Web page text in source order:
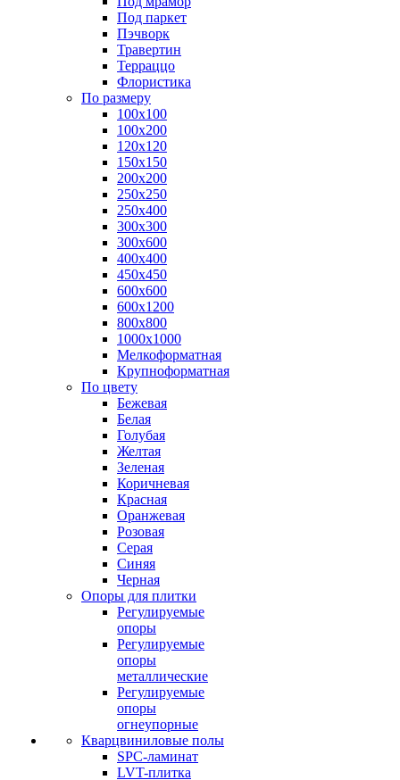
Под паркет
Пэчворк
Травертин
Терраццо
Флористика
По размеру
100х100
100х200
120х120
150х150
200х200
250х250
250х400
300х300
300х600
400х400
450х450
600х600
600х1200
800х800
1000х1000
Мелкоформатная
Крупноформатная
По цвету
Бежевая
Белая
Голубая
Желтая
Зеленая
Коричневая
Красная
Оранжевая
Розовая
Серая
Синяя
Черная
Опоры для плитки
Регулируемые
опоры
Регулируемые
опоры
металлические
Регулируемые
опоры
огнеупорные
Кварцвиниловые полы
SPC-ламинат
LVT-плитка